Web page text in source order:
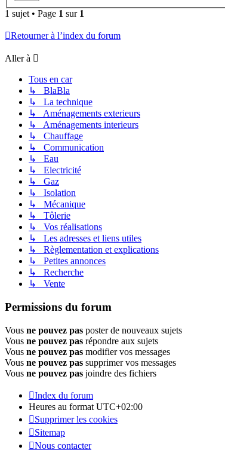
1 sujet • Page 1 sur 1
Retourner à l’index du forum
Aller à
Tous en car
↳ BlaBla
↳ La technique
↳ Aménagements exterieurs
↳ Aménagements interieurs
↳ Chauffage
↳ Communication
↳ Eau
↳ Electricité
↳ Gaz
↳ Isolation
↳ Mécanique
↳ Tôlerie
↳ Vos réalisations
↳ Les adresses et liens utiles
↳ Règlementation et explications
↳ Petites annonces
↳ Recherche
↳ Vente
Permissions du forum
Vous ne pouvez pas poster de nouveaux sujets
Vous ne pouvez pas répondre aux sujets
Vous ne pouvez pas modifier vos messages
Vous ne pouvez pas supprimer vos messages
Vous ne pouvez pas joindre des fichiers
Index du forum
Heures au format UTC+02:00
Supprimer les cookies
Sitemap
Nous contacter